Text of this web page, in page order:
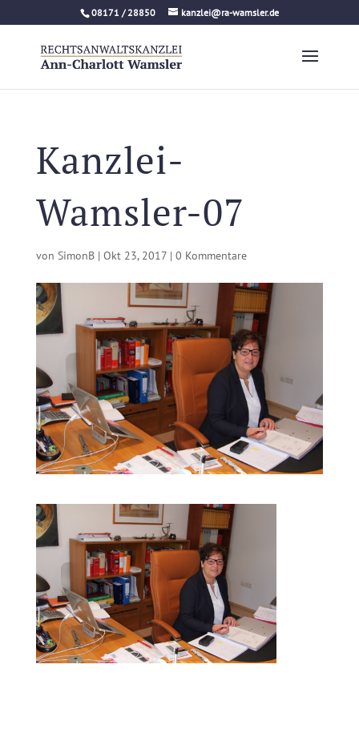
08171 / 28850 kanzlei@ra-wamsler.de
Kanzlei-
Wamsler-07
von SimonB| Okt 23, 2017| 0 Kommentare